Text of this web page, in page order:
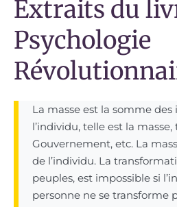
Extraits du
Psychologie
La masse est la somme
l’individu, telle est la masse,
Gouvernement, etc. La
de l’individu. La
peuples, est impossible si
personne ne se transforme